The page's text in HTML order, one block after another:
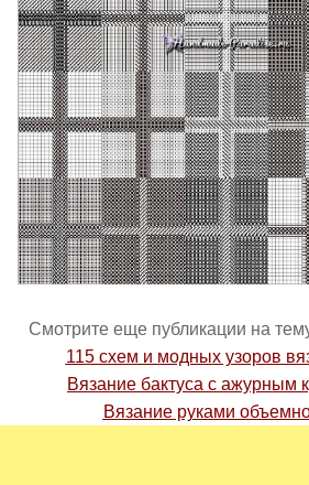
Смотрите еще публикации на
115 схем и модных узоров
Вязание бактуса с ажурным
Вязание руками